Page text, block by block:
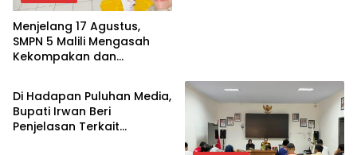
Menjelang 17 Agustus,
SMPN 5 Malili Mengasah
Kekompakan dan
Input Lutim
Di Hadapan Puluhan Media,
Bupati Irwan Beri
Penjelasan Terkait